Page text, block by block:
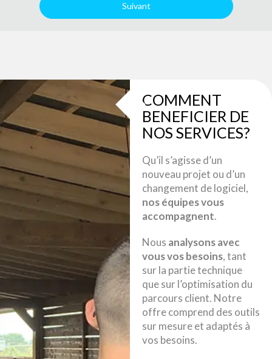
Suivant
COMMENT
BENEFICIER DE
NOS SERVICES?
Qu’il s’agisse d’un
nouveau projet ou d’un
changement de logiciel,
nos équipes vous
accompagnent.
Nous analysons avec
vous vos besoins, tant
sur la partie technique
que sur l’optimisation du
parcours client. Notre
offre comprend des outils
sur mesure et adaptés à
vos besoins.